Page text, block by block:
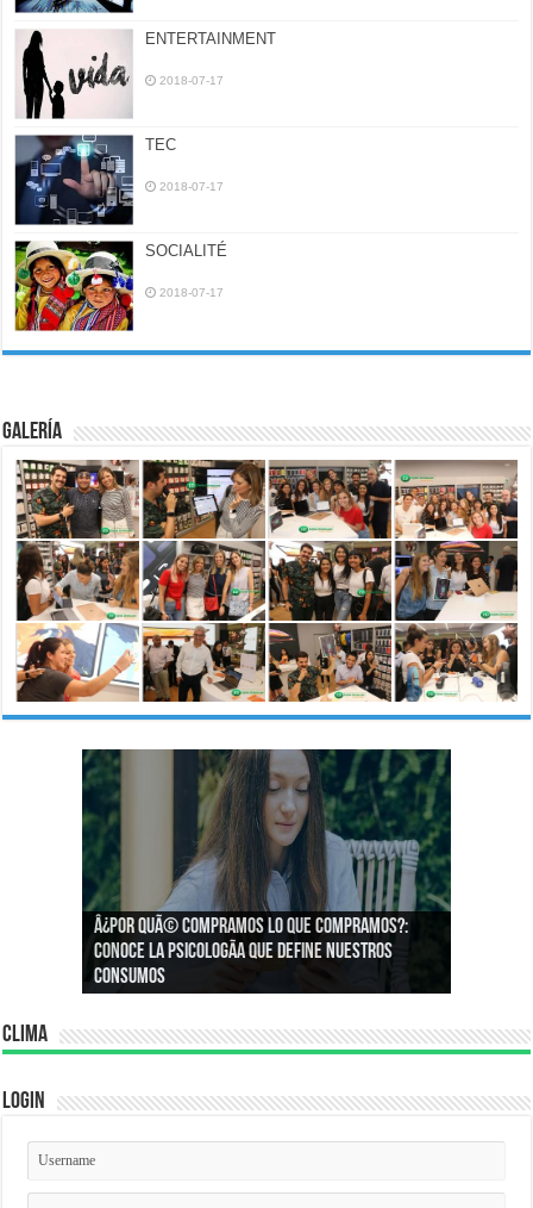
ENTERTAINMENT
2018-07-17
TEC
2018-07-17
SOCIALITÉ
2018-07-17
Galería
Â¿CÃ³mo podemos asegurar un espacio de
igualdad en el trabajo?
Â¿Por quÃ© compramos lo que compramos?:
Conoce la psicologÃ­a que define nuestros
consumos
Clima
Login